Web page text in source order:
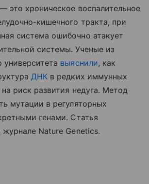
это хроническое воспалительное
кишечного тракта, при
система ошибочно атакует
системы. Ученые из
университета выяснили, как
ДНК в редких иммунных
риск развития недуга. Метод
мутации в регуляторных
генами. Статья
журнале Nature Genetics.